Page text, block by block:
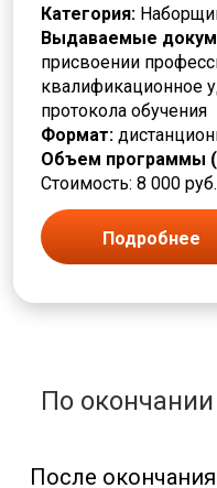
Производственные
Производство и
Пропитчик
Различные профессии
Разметчик
Разнорабочие
Ремонт
Ремонтировщик
РЖД
Связь и
Сельское хозяйство
Сортировщик
Строительство
Съемщик
Категория:
Выдаваемые
присвоении
квалификационное
протокола обучения
Формат:
Объем программы
Стоимость: 8 000 руб.
Подробнее
По окончании
После